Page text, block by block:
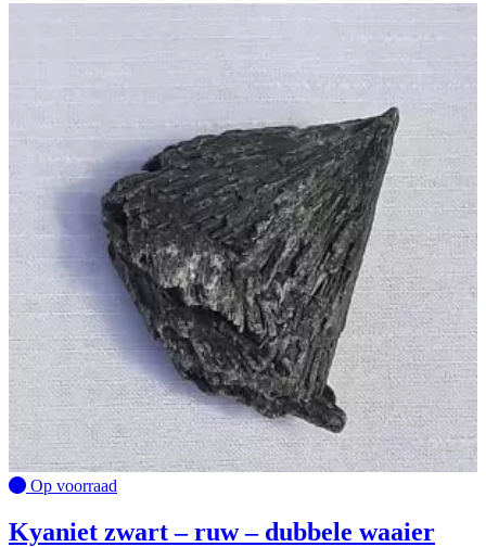
Op voorraad
Kyaniet zwart – ruw – dubbele waaier